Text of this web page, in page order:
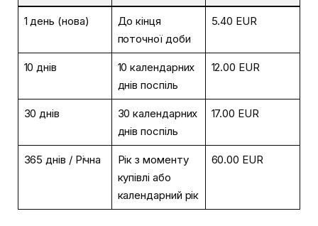
1 день (нова)
До кінця
поточної доби
5.40 EUR
10 днів
10 календарних
днів поспіль
12.00 EUR
30 днів
30 календарних
днів поспіль
17.00 EUR
365 днів / Річна
Рік з моменту
купівлі або
календарний рік
60.00 EUR